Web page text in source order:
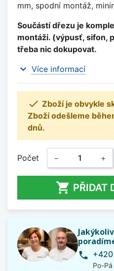
mm, spodní montáž,
Součástí dřezu je
montáži. (výpusť, sifon,
třeba nic dokupovat.
expand_more Více informací
 Zboží je obvykle
Zboží odešleme
dnů.
Počet − +
 PŘIDAT
phone
Po-